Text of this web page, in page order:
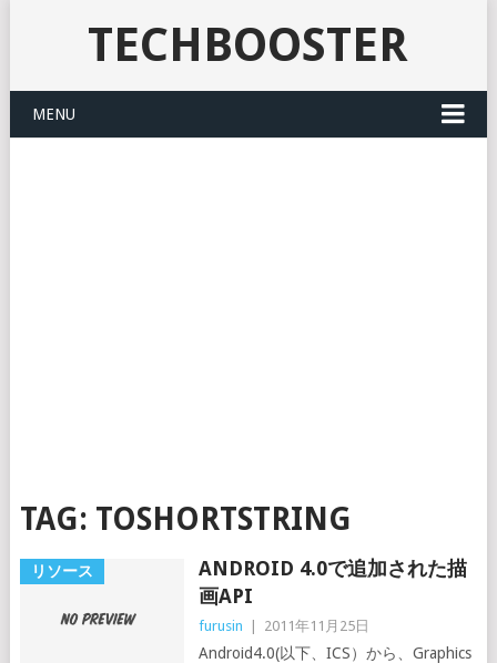
TECHBOOSTER
MENU
TAG: TOSHORTSTRING
リソース
ANDROID 4.0で追加された描
画API
furusin 2011年11月25日
Android4.0(以下、ICS）から、Graphics